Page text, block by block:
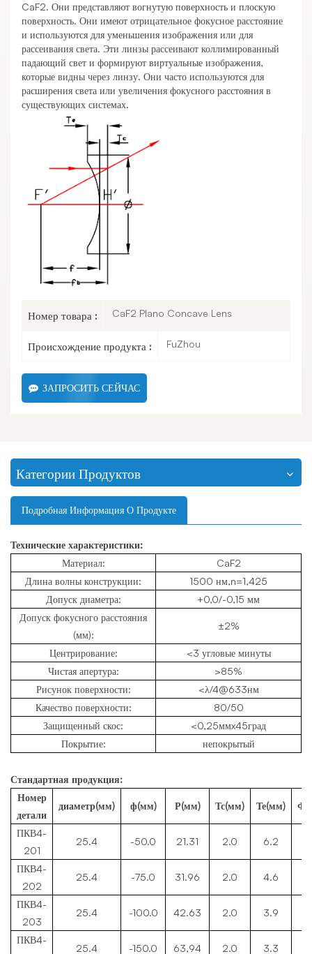
CaF2. Они представляют вогнутую поверхность и плоскую
поверхность. Они имеют отрицательное фокусное расстояние
и используются для уменьшения изображения или для
рассеивания света. Эти линзы рассеивают коллимированный
падающий свет и формируют виртуальные изображения,
которые видны через линзу. Они часто используются для
расширения света или увеличения фокусного расстояния в
существующих системах.
Номер товара : CaF2 Plano Concave Lens
Происхождение продукта : FuZhou
ЗАПРОСИТЬ СЕЙЧАС
Категории Продуктов
Подробная Информация О Продукте
Технические характеристики:
Материал:
CaF2
Длина волны конструкции:
1500 нм,n=1,425
Допуск диаметра:
+0,0/-0,15 мм
Допуск фокусного расстояния
(мм):
±2%
Центрирование:
<3 угловые минуты
Чистая апертура:
>85%
Рисунок поверхности:
<λ/4@633нм
Качество поверхности:
80/50
Защищенный скос:
<0,25ммx45град
Покрытие:
непокрытый
Стандартная продукция:
Номер
детали
диаметр(мм) ф(мм) Р(мм) Тс(мм) Те(мм)
ПКВ4-
201
25.4 -50.0 21.31 2.0 6.2
ПКВ4-
202
25.4 -75.0 31.96 2.0 4.6
ПКВ4-
203
25.4 -100.0 42.63 2.0 3.9
ПКВ4-
25.4 -150.0 63,94 2.0 3.3